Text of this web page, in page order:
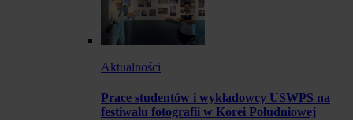
Aktualności
Prace studentów i wykładowcy USWPS na
festiwalu fotografii w Korei Południowej